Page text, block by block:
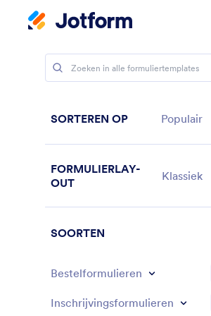
SORTEREN OP Populair
FORMULIERLAY-
OUT
Klassiek
SOORTEN
Bestelformulieren
Inschrijvingsformulieren